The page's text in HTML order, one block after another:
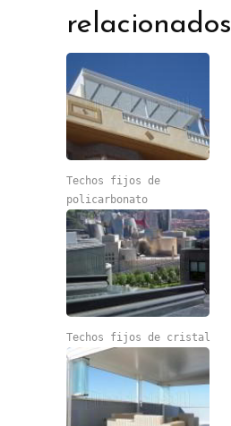
relacionados
Techos fijos de
policarbonato
Techos fijos de cristal